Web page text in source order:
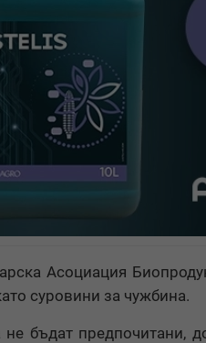
Асоциация
суровини за чужбина.
бъдат предпочитани,